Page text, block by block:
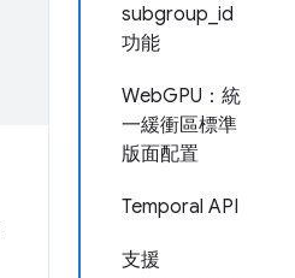
subgroup_id
功能
WebGPU：統
一緩衝區標準
版面配置
Temporal API
支援